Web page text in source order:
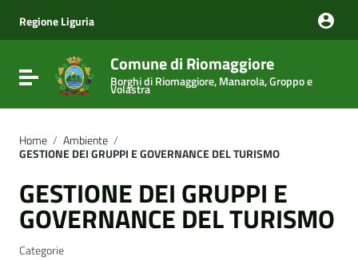
Vai al menu di navigazione
Vai al footer
Regione Liguria
Attiva / disattiva la navigazione
Comune di Riomaggiore
Borghi di Riomaggiore, Manarola, Groppo e
Volastra
Home / Ambiente /
GESTIONE DEI GRUPPI E GOVERNANCE DEL TURISMO
GESTIONE DEI GRUPPI E
GOVERNANCE DEL TURISMO
Categorie